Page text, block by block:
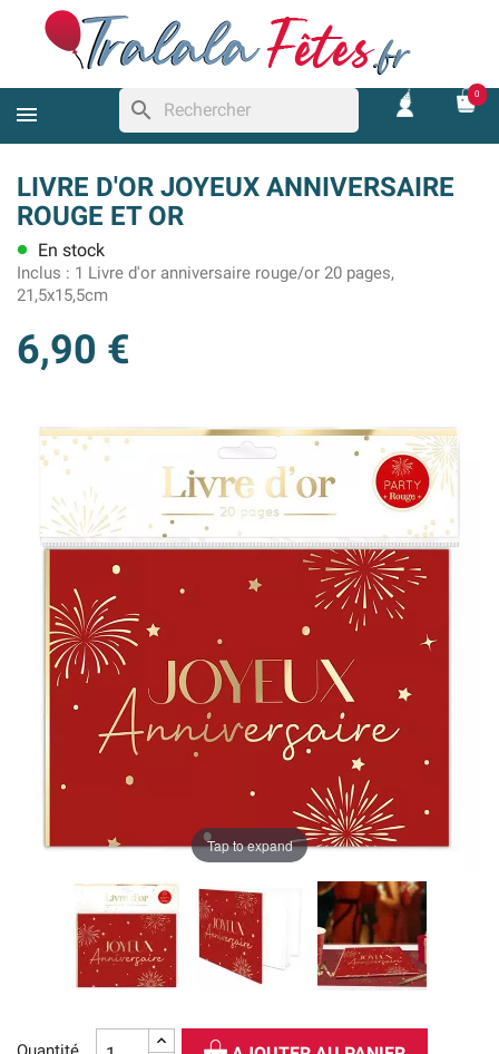
search
0
LIVRE D'OR JOYEUX ANNIVERSAIRE
ROUGE ET OR
lens En stock
Inclus : 1 Livre d'or anniversaire rouge/or 20 pages,
21,5x15,5cm
6,90 €
Tap to expand